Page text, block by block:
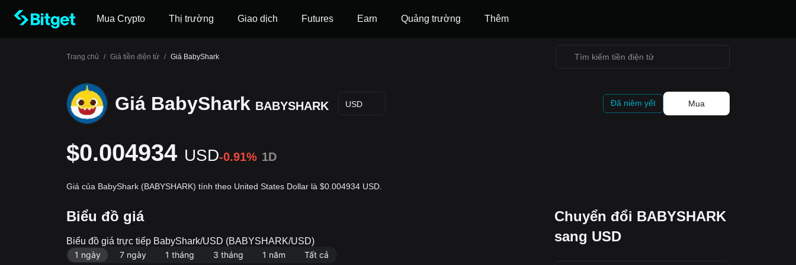
Mua Crypto Thị trường Giao dịch Futures ‌Earn Quảng trường Thêm
Trang chủ / Giá tiền điện tử / Giá BabyShark
Giá BabyShark BABYSHARK USD Đã niêm yết Mua
$0.004934 USD-0.91% 1D
Giá của BabyShark (BABYSHARK) tính theo United States Dollar là $0.004934 USD.
Biểu đồ giá
Biểu đồ giá trực tiếp BabyShark/USD (BABYSHARK/USD)
1 ngày
7 ngày 1 tháng 3 tháng 1 năm Tất cả
Chuyển đổi BABYSHARK
sang USD